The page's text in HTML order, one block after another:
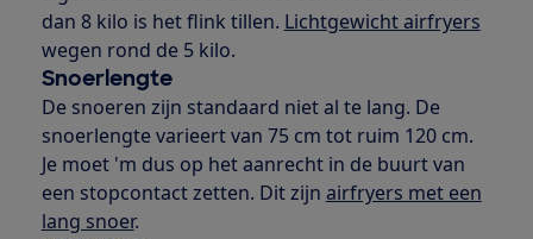
dan 8 kilo is het flink tillen. Lichtgewicht airfryers
wegen rond de 5 kilo.
Snoerlengte
De snoeren zijn standaard niet al te lang. De
snoerlengte varieert van 75 cm tot ruim 120 cm.
Je moet 'm dus op het aanrecht in de buurt van
een stopcontact zetten. Dit zijn airfryers met een
lang snoer.